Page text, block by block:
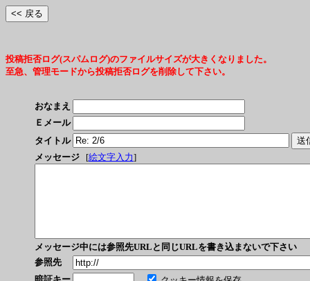
投稿拒否ログ(スパムログ)のファイルサイズが大きくなりました。
至急、管理モードから投稿拒否ログを削除して下さい。
おなまえ
Ｅメール
タイトル
メッセージ
[絵文字入力]
メッセージ中には参照先URLと同じURLを書き込まないで下さい
参照先